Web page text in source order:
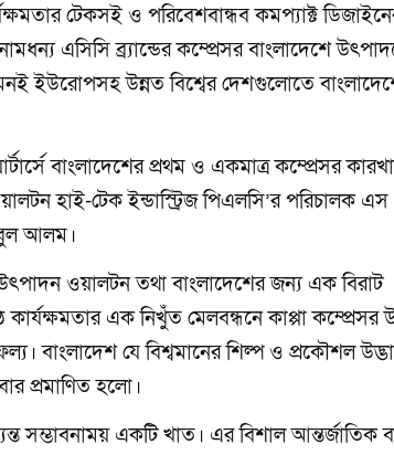
টেকসই ও পরিবেশবান্ধব কমপ্যাক্ট
এসিসি ব্র্যান্ডের কম্প্রেসর বাংলাদেশে
ইউরোপসহ উন্নত বিশ্বের দেশগুলোতে
বাংলাদেশের প্রথম ও একমাত্র কম্প্রেসর
হাই-টেক ইন্ডাস্ট্রিজ পিএলসি’র পরিচালক
আলম।
ওয়ালটন তথা বাংলাদেশের জন্য এক বিরাট
কার্যক্ষমতার এক নিখুঁত মেলবন্ধনে কাপ্পা
বাংলাদেশ যে বিশ্বমানের শিল্প ও প্রকৌশল
প্রমাণিত হলো।
সম্ভাবনাময় একটি খাত। এর বিশাল আন্তর্জাতিক